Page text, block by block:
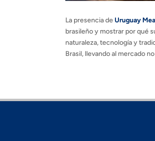
La presencia de Uruguay
brasileño y mostrar por qué
naturaleza, tecnología y
Brasil, llevando al mercado